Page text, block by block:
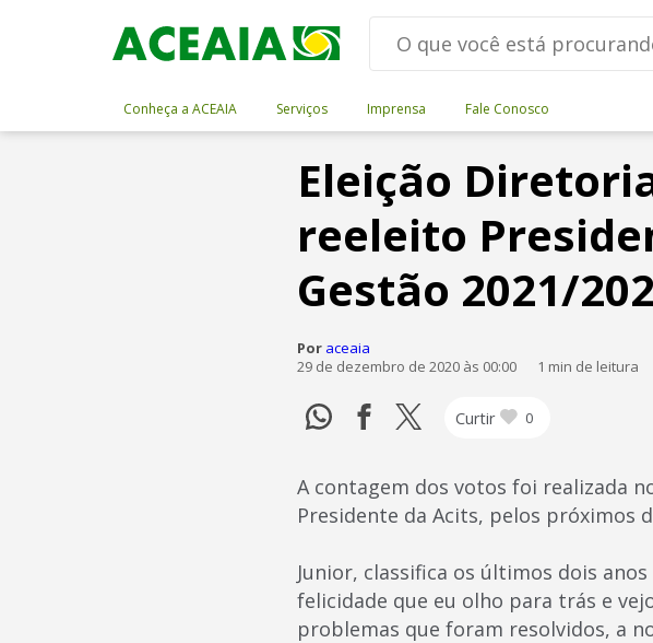
Conheça a ACEAIA Serviços Imprensa Fale Conosco
Eleição
reeleito
Gestão 2021/
Por aceaia
29 de dezembro de 2020 às 00:00
1 min de leitura
Curtir 0
A contagem dos votos foi realizada
Presidente da Acits, pelos próximos
Junior, classifica os últimos dois
felicidade que eu olho para trás e
problemas que foram resolvidos, a